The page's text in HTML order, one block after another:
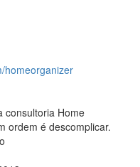
homeorganizer
consultoria Home
ordem é descomplicar.